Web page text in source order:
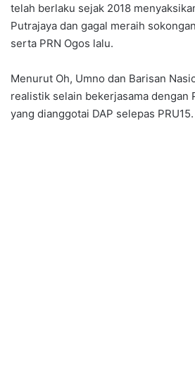
telah berlaku sejak 2018
Putrajaya dan gagal meraih
serta PRN Ogos lalu.
Menurut Oh, Umno dan Barisan
realistik selain bekerjasama dengan
yang dianggotai DAP selepas PRU15.